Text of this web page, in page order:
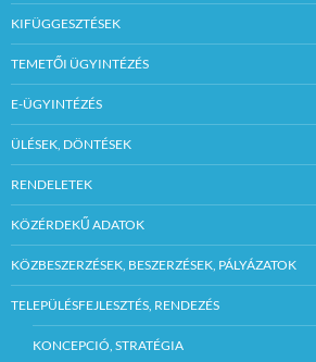
KIFÜGGESZTÉSEK
TEMETŐI ÜGYINTÉZÉS
E-ÜGYINTÉZÉS
ÜLÉSEK, DÖNTÉSEK
RENDELETEK
KÖZÉRDEKŰ ADATOK
KÖZBESZERZÉSEK, BESZERZÉSEK, PÁLYÁZATOK
TELEPÜLÉSFEJLESZTÉS, RENDEZÉS
KONCEPCIÓ, STRATÉGIA